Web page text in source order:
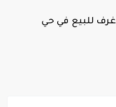
ديارا السلامة 3 غرف و 4 غرف للبيع في حي